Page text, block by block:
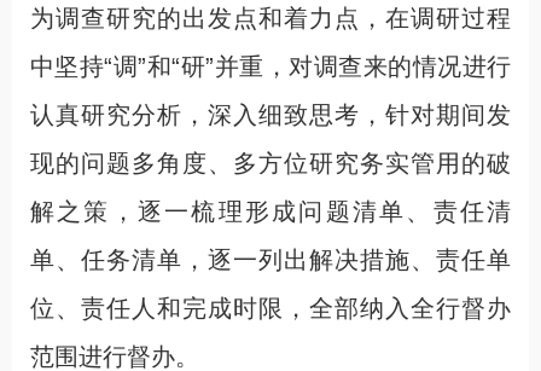
为调查研究的出发点和着力点，在调研过程
中坚持“调”和“研”并重，对调查来的情况进行
认真研究分析，深入细致思考，针对期间发
现的问题多角度、多方位研究务实管用的破
解之策，逐一梳理形成问题清单、责任清
单、任务清单，逐一列出解决措施、责任单
位、责任人和完成时限，全部纳入全行督办
范围进行督办。